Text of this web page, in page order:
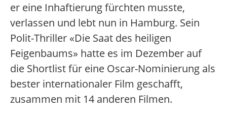
er eine Inhaftierung fürchten musste,
verlassen und lebt nun in Hamburg. Sein
Polit-Thriller «Die Saat des heiligen
Feigenbaums» hatte es im Dezember auf
die Shortlist für eine Oscar-Nominierung als
bester internationaler Film geschafft,
zusammen mit 14 anderen Filmen.